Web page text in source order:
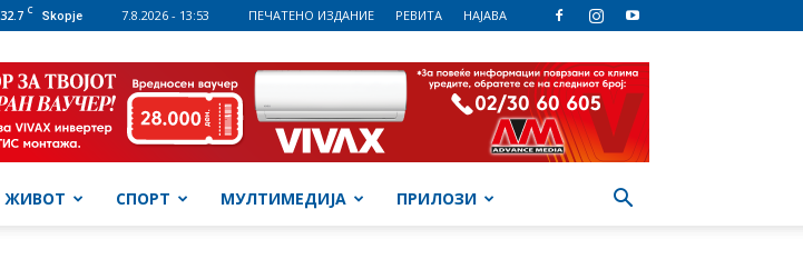
32.7 C Skopje 7.8.2026 - 13:53 ПЕЧАТЕНО ИЗДАНИЕ РЕВИТА НАЈАВА
ЖИВОТ СПОРТ МУЛТИМЕДИЈА ПРИЛОЗИ